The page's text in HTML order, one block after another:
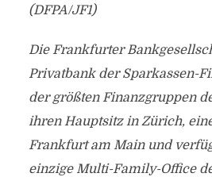
(DFPA/JF1)
Die Frankfurter
Privatbank der Sparkassen-
der größten Finanzgruppen
ihren Hauptsitz in Zürich,
Frankfurt am Main und
einzige Multi-Family-Office